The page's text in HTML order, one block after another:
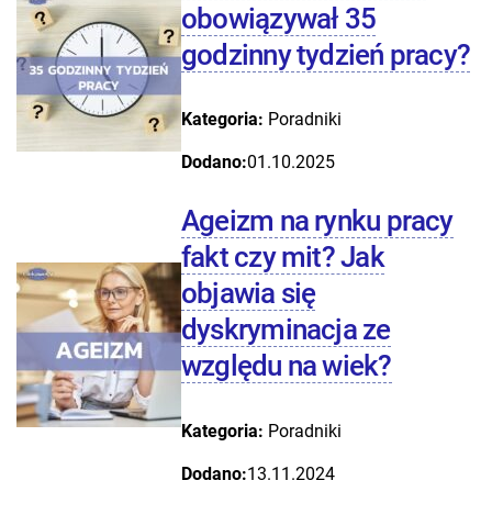
obowiązywał 35
godzinny tydzień pracy?
Kategoria: Poradniki
Dodano:01.10.2025
Ageizm na rynku pracy
fakt czy mit? Jak
objawia się
dyskryminacja ze
względu na wiek?
Kategoria: Poradniki
Dodano:13.11.2024